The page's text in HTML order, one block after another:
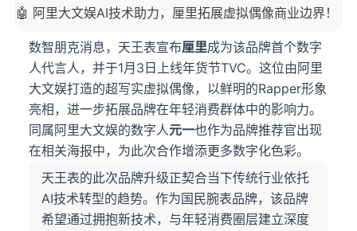
🤖 阿里大文娱AI技术助力，厘里拓展虚拟偶像商业边界！
数智朋克消息，天王表宣布厘里成为该品牌首个数字
人代言人，并于1月3日上线年货节TVC。这位由阿里
大文娱打造的超写实虚拟偶像，以鲜明的Rapper形象
亮相，进一步拓展品牌在年轻消费群体中的影响力。
同属阿里大文娱的数字人元一也作为品牌推荐官出现
在相关海报中，为此次合作增添更多数字化色彩。
天王表的此次品牌升级正契合当下传统行业依托
AI技术转型的趋势。作为国民腕表品牌，该品牌
希望通过拥抱新技术，与年轻消费圈层建立深度